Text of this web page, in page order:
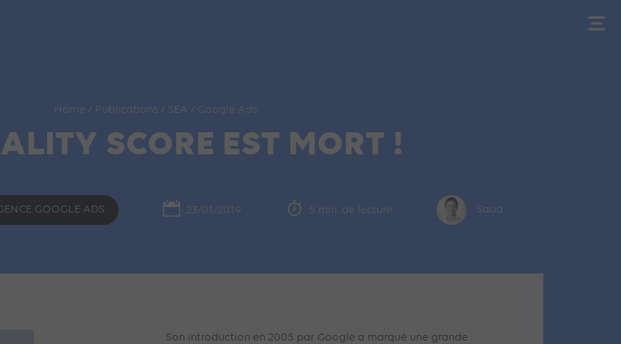
Home / Publications / SEA / Google Ads
SCORE EST MORT !
GOOGLE ADS 23/01/2019 5 min. de lecture Saad
Son introduction en 2005 par Google a marqué une grande